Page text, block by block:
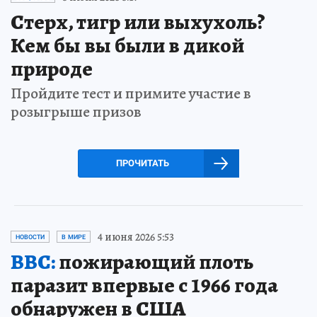
Стерх, тигр или выхухоль?
Кем бы вы были в дикой
природе
Пройдите тест и примите участие в
розыгрыше призов
ПРОЧИТАТЬ
НОВОСТИ В МИРЕ 4 июня 2026 5:53
BBC:пожирающий плоть
паразит впервые с 1966 года
обнаружен в США